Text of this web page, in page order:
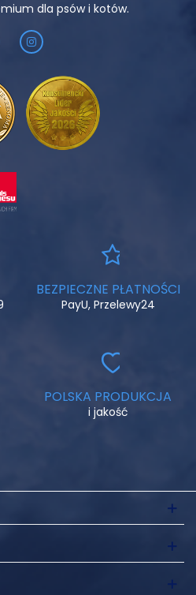
dla psów i kotów.
BEZPIECZNE PŁATNOŚCI
PayU, Przelewy24
POLSKA PRODUKCJA
i jakość